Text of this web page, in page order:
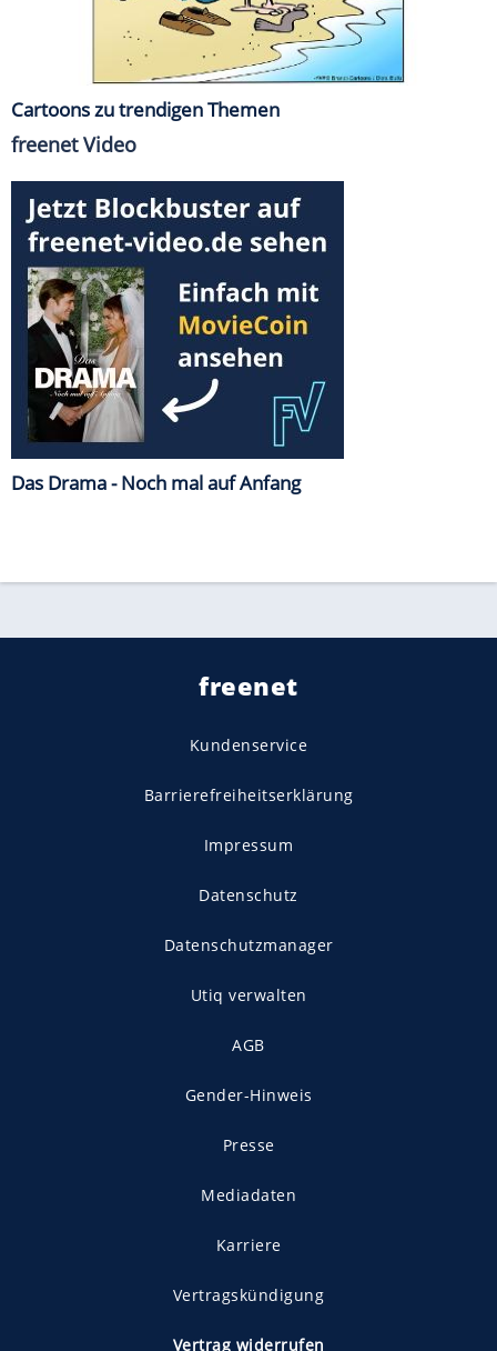
Cartoons zu trendigen Themen
freenet Video
Das Drama - Noch mal auf Anfang
freenet
Kundenservice
Barrierefreiheitserklärung
Impressum
Datenschutz
Datenschutzmanager
Utiq verwalten
AGB
Gender-Hinweis
Presse
Mediadaten
Karriere
Vertragskündigung
Vertrag widerrufen